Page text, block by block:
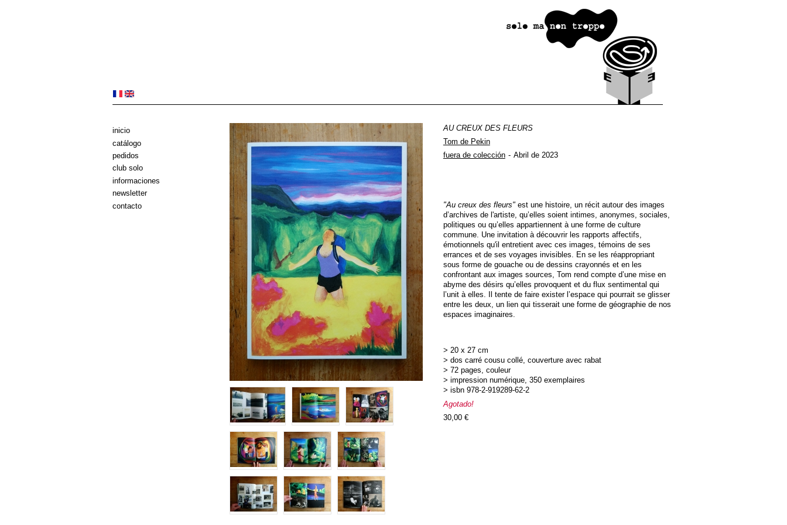
AU CREUX DES FLEURS
Tom de Pekin
fuera de colección
Abril de 2023
"Au creux des fleurs"est une histoire, un récit autour des images
d’archives de l'artiste, qu’elles soient intimes, anonymes, sociales,
politiques ou qu’elles appartiennent à une forme de culture
commune. Une invitation à découvrir les rapports affectifs,
émotionnels qu'il entretient avec ces images, témoins de ses
errances et de ses voyages invisibles. En se les réappropriant
sous forme de gouache ou de dessins crayonnés et en les
confrontant aux images sources, Tom rend compte d’une mise en
abyme des désirs qu’elles provoquent et du flux sentimental qui
l’unit à elles. Il tente de faire exister l’espace qui pourrait se glisser
entre les deux, un lien qui tisserait une forme de géographie de nos
espaces imaginaires.
> 20 x 27 cm
> dos carré cousu collé, couverture avec rabat
> 72 pages, couleur
> impression numérique, 350 exemplaires
> isbn 978-2-919289-62-2
Agotado!
30,00 €
inicio
catálogo
pedidos
club solo
informaciones
newsletter
contacto